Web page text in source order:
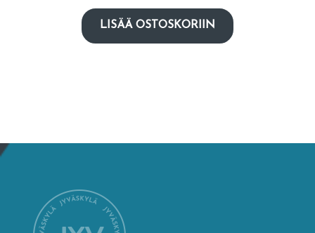
LISÄÄ OSTOSKORIIN